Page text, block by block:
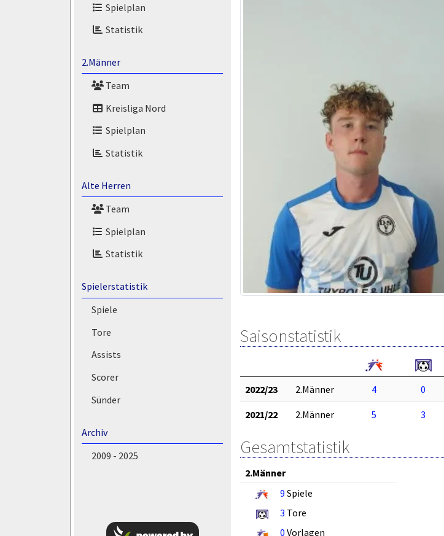
Spielplan
Statistik
2.Männer
Team
Kreisliga Nord
Spielplan
Statistik
Alte Herren
Team
Spielplan
Statistik
Spielerstatistik
Spiele
Tore
Assists
Scorer
Sünder
Archiv
2009 - 2025
Saisonstatistik
2022/23 2.Männer 4 0
2021/22 2.Männer 5 3
Gesamtstatistik
2.Männer
9 Spiele
3 Tore
0 Vorlagen